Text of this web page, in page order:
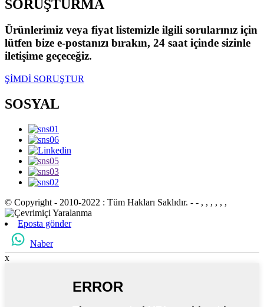
SORUŞTURMA
Ürünlerimiz veya fiyat listemizle ilgili sorularınız için
lütfen bize e-postanızı bırakın, 24 saat içinde sizinle
iletişime geçeceğiz.
ŞİMDİ SORUŞTUR
SOSYAL
© Copyright - 2010-2022 : Tüm Hakları Saklıdır. - - , , , , , ,
Eposta gönder
Naber
x